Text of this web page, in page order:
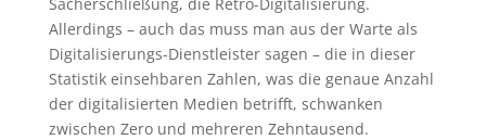
Allerdings – auch das muss man aus der Warte als
Digitalisierungs-Dienstleister sagen – die in dieser
Statistik einsehbaren Zahlen, was die genaue Anzahl
der digitalisierten Medien betrifft, schwanken
zwischen Zero und mehreren Zehntausend.